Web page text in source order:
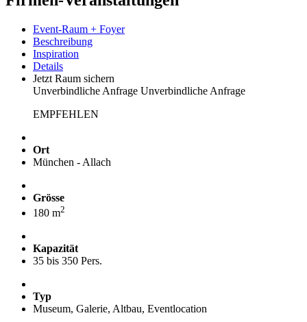
Event-Raum + Foyer
Beschreibung
Inspiration
Details
Jetzt Raum sichern
Unverbindliche Anfrage Unverbindliche Anfrage
EMPFEHLEN
Ort
München - Allach
Grösse
180 m2
Kapazität
35 bis 350 Pers.
Typ
Museum, Galerie, Altbau, Eventlocation